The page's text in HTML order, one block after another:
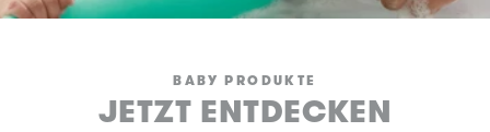
BABY PRODUKTE
JETZT ENTDECKEN